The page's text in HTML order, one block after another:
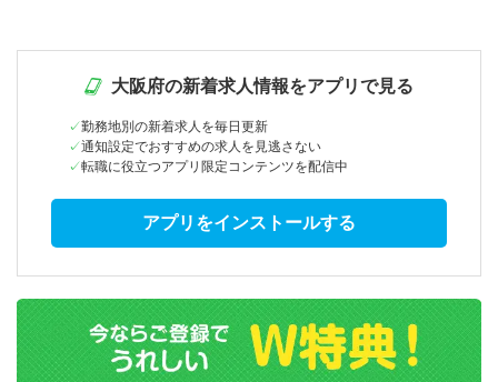
大阪府の新着求人情報をアプリで見る
勤務地別の新着求人を毎日更新
通知設定でおすすめの求人を見逃さない
転職に役立つアプリ限定コンテンツを配信中
アプリをインストールする